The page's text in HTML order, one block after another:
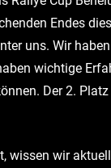
Endes
uns. Wir
wichtige
Der 2.
wissen wir